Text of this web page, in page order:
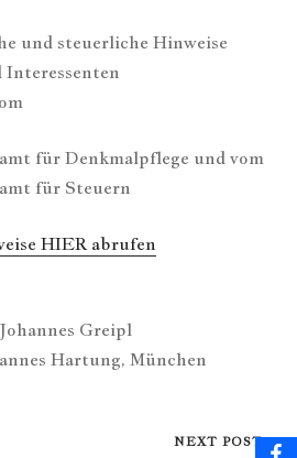
und steuerliche Hinweise
für Denkmalpflege und vom
für Steuern
HIER abrufen
Greipl
Hartung, München
NEXT POST